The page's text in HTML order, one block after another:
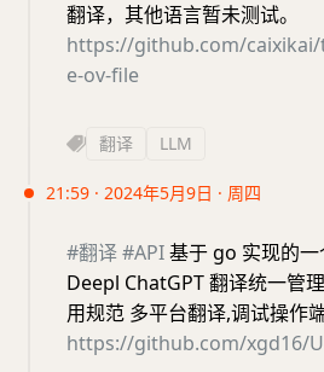
翻译，其他语言暂未测试。
https://github.com/
e-ov-file
翻译 LLM
21:59 · 2024年5月9日 · 周四
#翻译#API基于 go 实现的
Deepl ChatGPT 翻译统一管
用规范 多平台翻译,调试操作
https://github.com/xgd16/